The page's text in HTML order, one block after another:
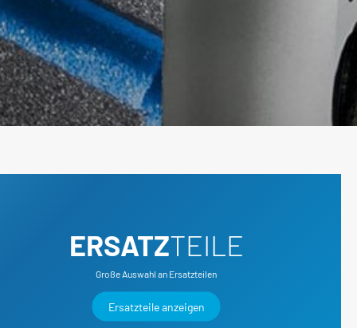
Karosserie / Innenausstattung - Karosserie-
Instandsetzung
ERSATZTEILE
Große Auswahl an Ersatzteilen
Ersatzteile anzeigen